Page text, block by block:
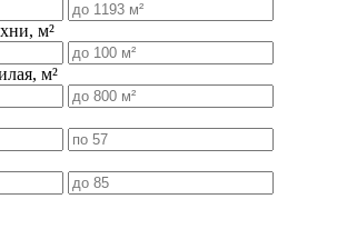
м²
м²